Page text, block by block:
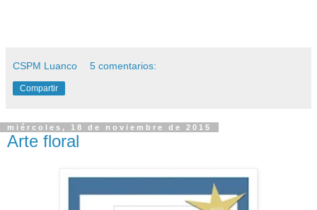
CSPM Luanco 5 comentarios:
Compartir
miércoles, 18 de noviembre de 2015
Arte floral